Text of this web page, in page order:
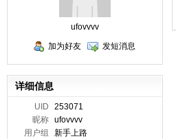
ufovvvv
加为好友
发短消息
详细信息
UID
253071
昵称 ufovvvv
用户组
新手上路